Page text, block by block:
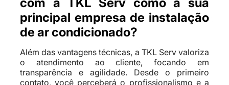
principal empresa de instalação
de ar condicionado?
Além das vantagens técnicas, a TKL Serv valoriza
o atendimento ao cliente, focando em
transparência e agilidade. Desde o primeiro
contato, você perceberá o profissionalismo e a